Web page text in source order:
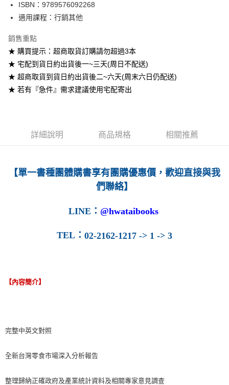
每筆NT$60
7-11取貨付款
每筆NT$60
宅配-台灣本島
每筆NT$160
ISBN：9789576092268
適用課程：行銷其他
銷售重點
★ 購買提示：超商取貨訂購請勿超過3本
★ 宅配到貨日約出貨後一~三天(周日不配送)
★ 超商取貨到貨日約出貨後二~六天(周末六日仍配送)
★ 若有『急件』需求建議使用宅配寄出
詳細說明 商品規格 相關推薦
【單一書種團體購書享有團購優惠價，歡迎直接與我
們聯絡】
LINE ： @hwataibooks
TEL ： 02-2162-1217 -> 1 -> 3
【內容簡介】
完整中英文對照
全新台灣零食市場深入分析報告
整理歸納正確政府及產業統計資料及相關專家意見調查